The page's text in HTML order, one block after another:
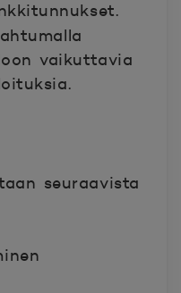
vaikuttavia
seuraavista